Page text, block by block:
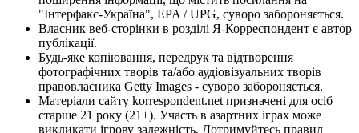
"Інтерфакс-Україна", EPA / UPG, суворо забороняється.
Власник веб-сторінки в розділі Я-Корреспондент є автор
публікації.
Будь-яке копіювання, передрук та відтворення
фотографічних творів та/або аудіовізуальних творів
правовласника Getty Images - суворо забороняється.
Матеріали сайту korrespondent.net призначені для осіб
старше 21 року (21+). Участь в азартних іграх може
викликати ігрову залежність. Дотримуйтесь правил